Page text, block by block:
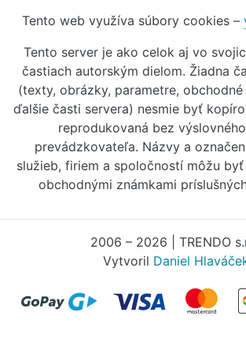
Tento web využíva súbory cookies –
Tento server je ako celok aj vo
častiach autorským dielom. Žiadna
(texty, obrázky, parametre,
ďalšie časti servera) nesmie byť
reprodukovaná bez
prevádzkovateľa. Názvy a
služieb, firiem a spoločností môžu
obchodnými známkami
2006 – 2026 | TRENDO
Vytvoril Daniel